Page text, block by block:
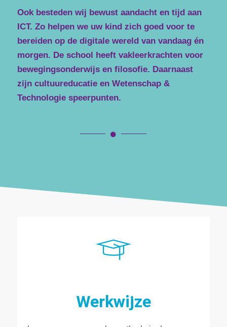
Ook besteden wij bewust aandacht en tijd aan
ICT. Zo helpen we uw kind zich goed voor te
bereiden op de digitale wereld van vandaag én
morgen. De school heeft vakleerkrachten voor
bewegingsonderwijs en filosofie. Daarnaast
zijn cultuureducatie en Wetenschap &
Technologie speerpunten.
Werkwijze